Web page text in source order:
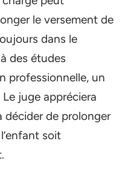
le versement de
dans le
des études
professionnelle, un
juge appréciera
décider de prolonger
soit